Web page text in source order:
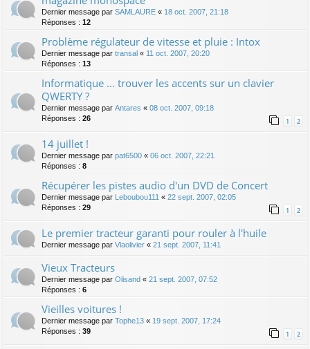
Dernier message par SAMLAURE « 18 oct. 2007, 21:18
Réponses : 12
Problème régulateur de vitesse et pluie : Intox
Dernier message par transal « 11 oct. 2007, 20:20
Réponses : 13
Informatique ... trouver les accents sur un clavier
QWERTY ?
Dernier message par Antares « 08 oct. 2007, 09:18
Réponses : 26 1 2
14 juillet !
Dernier message par pat6500 « 06 oct. 2007, 22:21
Réponses : 8
Récupérer les pistes audio d'un DVD de Concert
Dernier message par Leboubou111 « 22 sept. 2007, 02:05
Réponses : 29 1 2
Le premier tracteur garanti pour rouler à l'huile
Dernier message par Vlaolivier « 21 sept. 2007, 11:41
Vieux Tracteurs
Dernier message par Olisand « 21 sept. 2007, 07:52
Réponses : 6
Vieilles voitures !
Dernier message par Tophe13 « 19 sept. 2007, 17:24
Réponses : 39 1 2